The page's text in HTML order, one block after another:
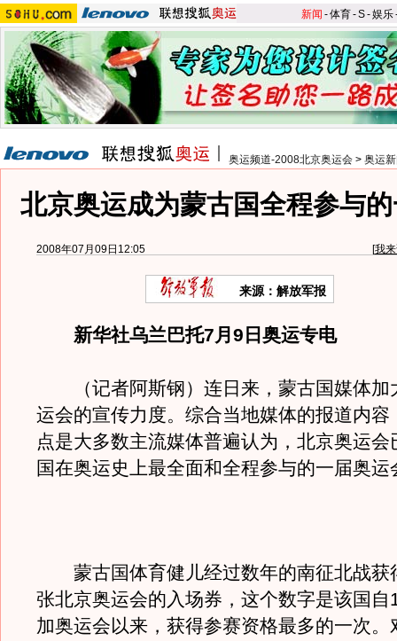
新闻 -体育-S-娱乐
奥运频道-2008北京奥运会 > 奥运
北京奥运成为蒙古国全程参与
2008年07月09日12:05 [我
来源：解放军报
新华社乌兰巴托7月9日奥运专电
（记者阿斯钢）连日来，蒙古国媒体加
运会的宣传力度。综合当地媒体的报道内容
点是大多数主流媒体普遍认为，北京奥运会
国在奥运史上最全面和全程参与的一届奥运
蒙古国体育健儿经过数年的南征北战获
张北京奥运会的入场券，这个数字是该国
加奥运会以来，获得参赛资格最多的一次。